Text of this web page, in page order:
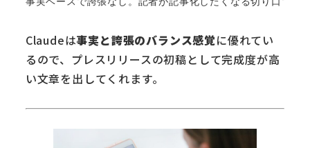
Claudeは事実と誇張のバランス感覚に優れてい
るので、プレスリリースの初稿として完成度が高
い文章を出してくれます。